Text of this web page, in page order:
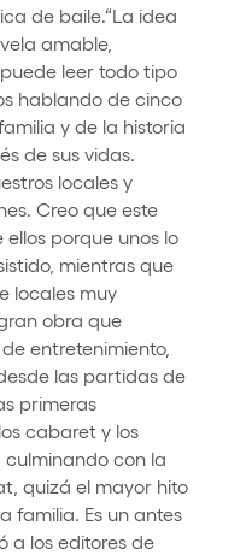
de baile.“La idea
amable,
leer todo tipo
hablando de cinco
y de la historia
de sus vidas.
locales y
Creo que este
porque unos lo
mientras que
locales muy
obra que
entretenimiento,
las partidas de
primeras
cabaret y los
culminando con la
quizá el mayor hito
familia. Es un antes
a los editores de